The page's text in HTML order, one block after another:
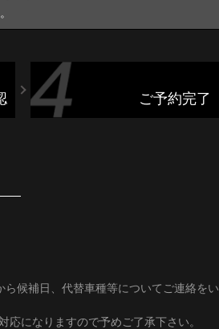
ご予約完了
候補日、代替車種等についてご連絡をい
になりますので予めご了承下さい。